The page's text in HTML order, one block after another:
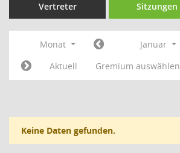
Vertreter Sitzungen
Monat Januar
Aktuell
Gremium auswählen
Keine Daten gefunden.